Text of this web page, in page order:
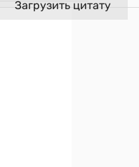
Загрузить цитату